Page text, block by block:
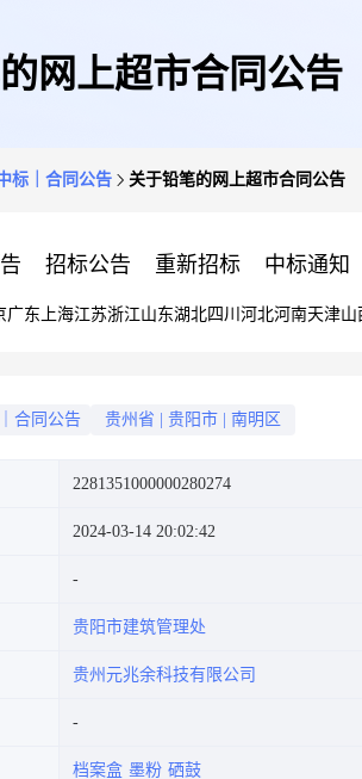
网上超市合同公告
标｜合同公告 关于铅笔的网上超市合同公告
招标公告 重新招标 中标通知
广东 上海江苏浙江山东湖北四川 河北河南天津山
合同公告 贵州省 贵阳市 南明区
2281351000000280274
2024-03-14 20:02:42
贵阳市建筑管理处
贵州元兆余科技有限公司
档案盒 墨粉 硒鼓